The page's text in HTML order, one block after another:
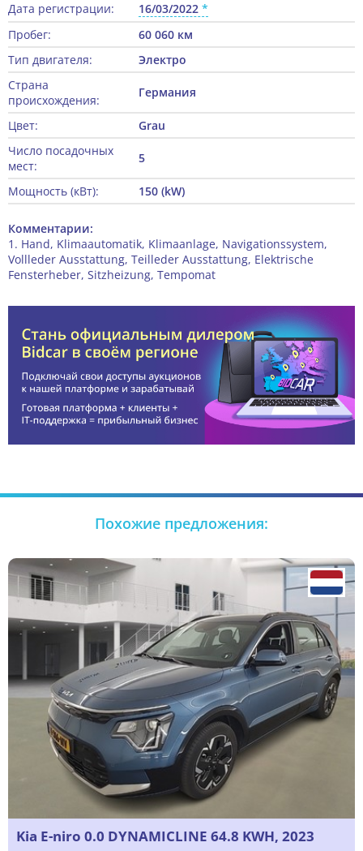
Дата регистрации:
16/03/2022
Пробег:
60 060 км
Тип двигателя:
Электро
Страна
происхождения:
Германия
Цвет:
Grau
Число посадочных
мест:
5
Мощность (кВт): 150 (kW)
Комментарии:
1. Hand, Klimaautomatik, Klimaanlage, Navigationssystem,
Vollleder Ausstattung, Teilleder Ausstattung, Elektrische
Fensterheber, Sitzheizung, Tempomat
Похожие предложения:
Kia E-niro 0.0 DYNAMICLINE 64.8 KWH, 2023